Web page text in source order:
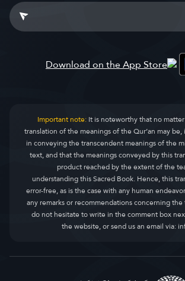
Important note:It is noteworthy that no
translation of the meanings of the Qur’an may
in conveying the transcendent meanings of the
text, and that the meanings conveyed by this
product reached by the extent of the
understanding this Sacred Book. Hence, this
error-free, as is the case with any human
any remarks or recommendations concerning
do not hesitate to write in the comment box
the website, or send us an email via: